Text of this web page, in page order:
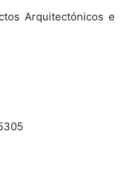
Arquitectónicos e